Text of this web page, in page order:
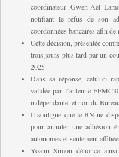
coordinateur Gwen-Aël
notifiant le refus de son
coordonnées bancaires afin
Cette décision, présentée
trois jours plus tard par un
2025.
Dans sa réponse, celui-ci
validée par l’antenne
indépendante, et non du
Il souligne que le BN ne
pour annuler une adhésion
autonomes et seulement
Yoann Simon dénonce